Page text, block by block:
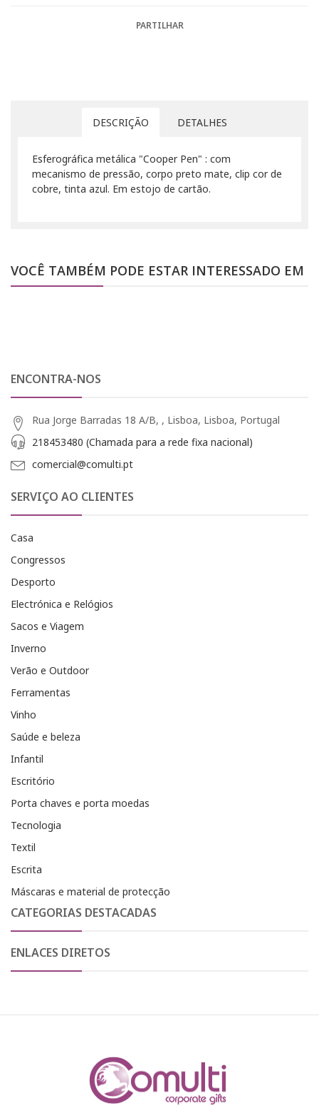
PARTILHAR
DESCRIÇÃO DETALHES
Esferográfica metálica "Cooper Pen" : com
mecanismo de pressão, corpo preto mate, clip cor de
cobre, tinta azul. Em estojo de cartão.
VOCÊ TAMBÉM PODE ESTAR INTERESSADO EM
ENCONTRA-NOS
Rua Jorge Barradas 18 A/B, , Lisboa, Lisboa, Portugal
218453480 (Chamada para a rede fixa nacional)
comercial@comulti.pt
SERVIÇO AO CLIENTES
Casa
Congressos
Desporto
Electrónica e Relógios
Sacos e Viagem
Inverno
Verão e Outdoor
Ferramentas
Vinho
Saúde e beleza
Infantil
Escritório
Porta chaves e porta moedas
Tecnologia
Textil
Escrita
Máscaras e material de protecção
CATEGORIAS DESTACADAS
ENLACES DIRETOS